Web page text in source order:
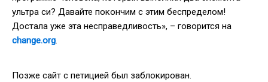
ультра си? Давайте покончим с этим беспределом!
Достала уже эта несправедливость», – говорится на
change.org.
Позже сайт с петицией был заблокирован.